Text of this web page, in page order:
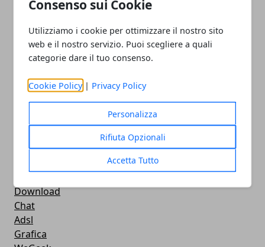
Consenso sui Cookie
Utilizziamo i cookie per ottimizzare il nostro sito
web e il nostro servizio. Puoi scegliere a quali
categorie dare il tuo consenso.
Cookie Policy | Privacy Policy
Personalizza
Rifiuta Opzionali
Accetta Tutto
Smartphone
Apple
Videogames
Streaming
Android
Musica
MacBook
Console
Download
Chat
Adsl
Grafica